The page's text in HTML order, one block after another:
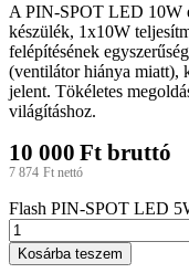
A PIN-SPOT LED 10W
készülék, 1x10W
felépítésének
(ventilátor hiánya miatt),
jelent. Tökéletes
világításhoz.
10 000 Ft bruttó
7 874 Ft nettó
Flash PIN-SPOT LED
Kosárba teszem